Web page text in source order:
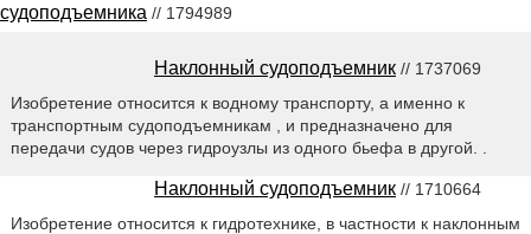
судоподъемника // 1794989
Наклонный судоподъемник // 1737069
Изобретение относится к водному транспорту, а именно к
транспортным судоподъемникам , и предназначено для
передачи судов через гидроузлы из одного бьефа в другой. .
Наклонный судоподъемник // 1710664
Изобретение относится к гидротехнике, в частности к наклонным